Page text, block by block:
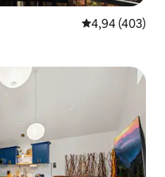
Nilai rata-rata
4,94 (403)